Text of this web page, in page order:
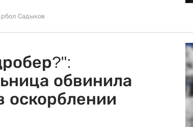
Садыков
обвинила
оскорблении